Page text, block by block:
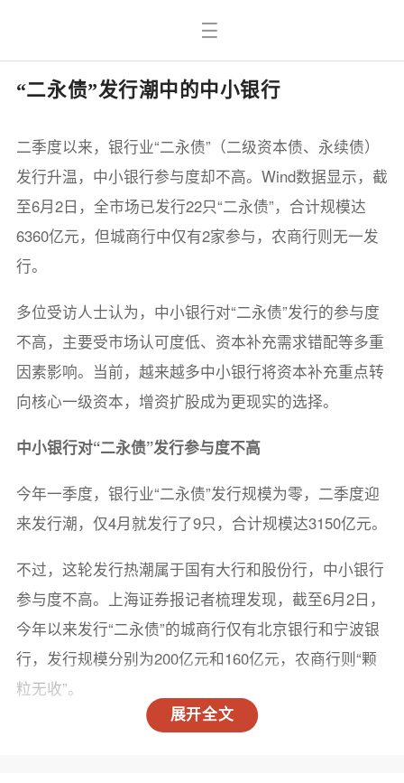
“二永债”发行潮中的中小银行
展开全文
二季度以来，银行业“二永债”（二级资本债、永续债）
发行升温，中小银行参与度却不高。Wind数据显示，截
至6月2日，全市场已发行22只“二永债”，合计规模达
6360亿元，但城商行中仅有2家参与，农商行则无一发
行。
多位受访人士认为，中小银行对“二永债”发行的参与度
不高，主要受市场认可度低、资本补充需求错配等多重
因素影响。当前，越来越多中小银行将资本补充重点转
向核心一级资本，增资扩股成为更现实的选择。
中小银行对“二永债”发行参与度不高
今年一季度，银行业“二永债”发行规模为零，二季度迎
来发行潮，仅4月就发行了9只，合计规模达3150亿元。
不过，这轮发行热潮属于国有大行和股份行，中小银行
参与度不高。上海证券报记者梳理发现，截至6月2日，
今年以来发行“二永债”的城商行仅有北京银行和宁波银
行，发行规模分别为200亿元和160亿元，农商行则“颗
粒无收”。
在银行资本补充需求依旧旺盛的背景下，中小银行为何